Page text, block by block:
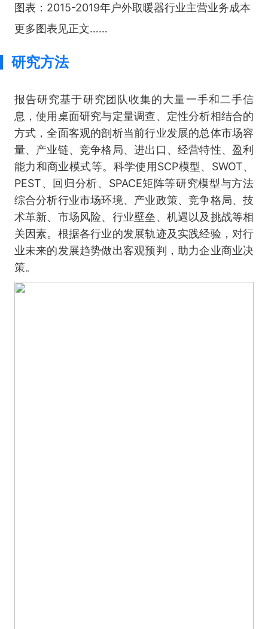
图表：2015-2019年户外取暖器行业主营业务成本
更多图表见正文……
研究方法
报告研究基于研究团队收集的大量一手和二手信
息，使用桌面研究与定量调查、定性分析相结合的
方式，全面客观的剖析当前行业发展的总体市场容
量、产业链、竞争格局、进出口、经营特性、盈利
能力和商业模式等。科学使用SCP模型、SWOT、
PEST、回归分析、SPACE矩阵等研究模型与方法
综合分析行业市场环境、产业政策、竞争格局、技
术革新、市场风险、行业壁垒、机遇以及挑战等相
关因素。根据各行业的发展轨迹及实践经验，对行
业未来的发展趋势做出客观预判，助力企业商业决
策。